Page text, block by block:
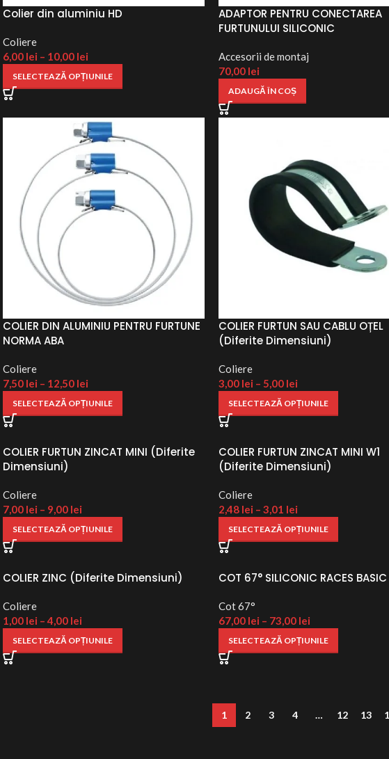
Colier din aluminiu HD
Coliere
6,00 lei – 10,00 lei
SELECTEAZĂ OPȚIUNILE
ADAPTOR PENTRU CONECTAREA
FURTUNULUI SILICONIC
Accesorii de montaj ​
70,00 lei
ADAUGĂ ÎN COȘ
COLIER DIN ALUMINIU PENTRU FURTUNE
NORMA ABA
Coliere
7,50 lei – 12,50 lei
SELECTEAZĂ OPȚIUNILE
COLIER FURTUN SAU CABLU OȚEL
(Diferite Dimensiuni)
Coliere
3,00 lei – 5,00 lei
SELECTEAZĂ OPȚIUNILE
COLIER FURTUN ZINCAT MINI (Diferite
Dimensiuni)
Coliere
7,00 lei – 9,00 lei
SELECTEAZĂ OPȚIUNILE
COLIER FURTUN ZINCAT MINI W1
(Diferite Dimensiuni)
Coliere
2,48 lei – 3,01 lei
SELECTEAZĂ OPȚIUNILE
COLIER ZINC (Diferite Dimensiuni)
Coliere
1,00 lei – 4,00 lei
SELECTEAZĂ OPȚIUNILE
COT 67° SILICONIC RACES BASIC
Cot 67°
67,00 lei – 73,00 lei
SELECTEAZĂ OPȚIUNILE
1 2 3 4 … 12 13